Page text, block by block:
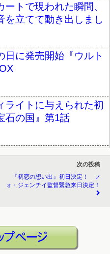
トで現われた瞬間、
を立てて動き出しまし
日に発売開始『ウルト
ライトに与えられた初
石の国』第1話
次の投稿
『初恋の想い出』初日決定！ フ
ォ・ジェンチイ監督緊急来日決定！